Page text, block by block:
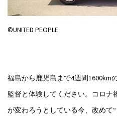
©UNITED PEOPLE
福島から鹿児島まで4週間1600km
監督と体験してください。コロナ
が変わろうとしている今、改めて